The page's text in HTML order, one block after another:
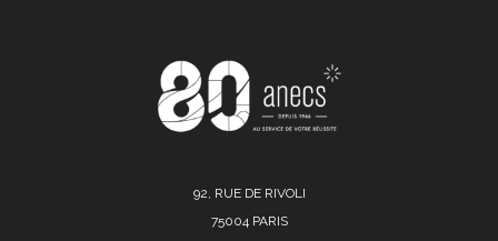
92, RUE DE RIVOLI
75004 PARIS